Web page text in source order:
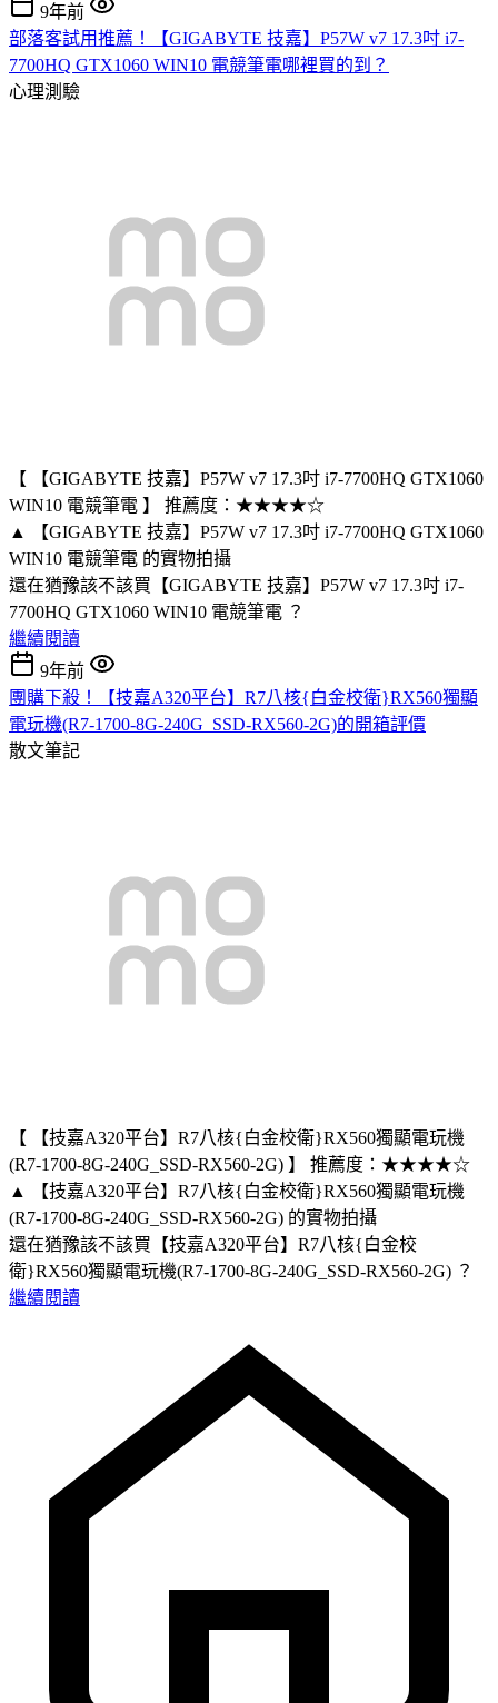
9年前
部落客試用推薦！【GIGABYTE 技嘉】P57W v7 17.3吋 i7-
7700HQ GTX1060 WIN10 電競筆電哪裡買的到？
心理測驗
【 【GIGABYTE 技嘉】P57W v7 17.3吋 i7-7700HQ GTX1060
WIN10 電競筆電 】 推薦度：★★★★☆
▲ 【GIGABYTE 技嘉】P57W v7 17.3吋 i7-7700HQ GTX1060
WIN10 電競筆電 的實物拍攝
還在猶豫該不該買【GIGABYTE 技嘉】P57W v7 17.3吋 i7-
7700HQ GTX1060 WIN10 電競筆電 ？
繼續閱讀
9年前
團購下殺！【技嘉A320平台】R7八核{白金校衛}RX560獨顯
電玩機(R7-1700-8G-240G_SSD-RX560-2G)的開箱評價
散文筆記
【 【技嘉A320平台】R7八核{白金校衛}RX560獨顯電玩機
(R7-1700-8G-240G_SSD-RX560-2G) 】 推薦度：★★★★☆
▲ 【技嘉A320平台】R7八核{白金校衛}RX560獨顯電玩機
(R7-1700-8G-240G_SSD-RX560-2G) 的實物拍攝
還在猶豫該不該買【技嘉A320平台】R7八核{白金校
衛}RX560獨顯電玩機(R7-1700-8G-240G_SSD-RX560-2G) ？
繼續閱讀